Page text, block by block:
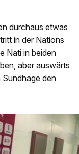
durchaus etwas
in der Nations
Nati in beiden
aber auswärts
den